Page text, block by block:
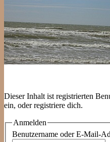
Dieser Inhalt ist registrierten
ein, oder registriere dich.
Anmelden
Benutzername oder E-Mail-